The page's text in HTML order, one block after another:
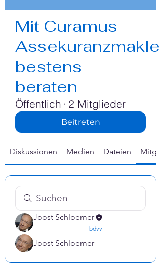
Mit Curamus
Assekuranzmakler
bestens
beraten
Öffentlich · 2 Mitglieder
Beitreten
Diskussionen Medien Dateien
Joost Schloemer
bdvv
Joost Schloemer